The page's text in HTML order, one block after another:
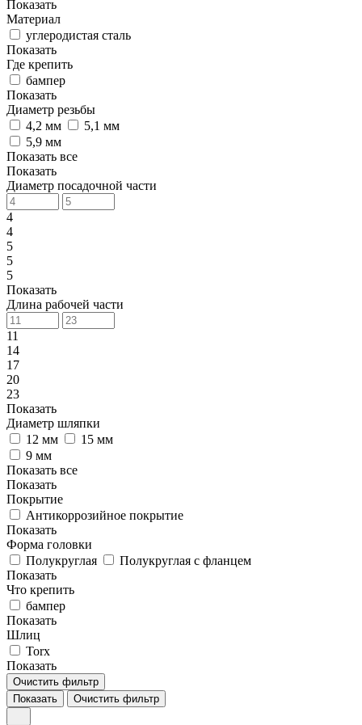
Показать
Материал
углеродистая сталь
Показать
Где крепить
бампер
Показать
Диаметр резьбы
4,2 мм
5,1 мм
5,9 мм
Показать все
Показать
Диаметр посадочной части
4
4
5
5
5
Показать
Длина рабочей части
11
14
17
20
23
Показать
Диаметр шляпки
12 мм
15 мм
9 мм
Показать все
Показать
Покрытие
Антикоррозийное покрытие
Показать
Форма головки
Полукруглая
Полукруглая с фланцем
Показать
Что крепить
бампер
Показать
Шлиц
Torx
Показать
Очистить фильтр
Показать
Очистить фильтр